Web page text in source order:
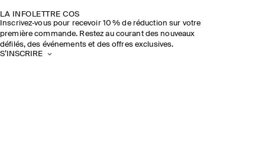
LA INFOLETTRE COS
Inscrivez‑vous pour recevoir 10 % de réduction sur votre
première commande. Restez au courant des nouveaux
défilés, des événements et des offres exclusives.
S’INSCRIRE